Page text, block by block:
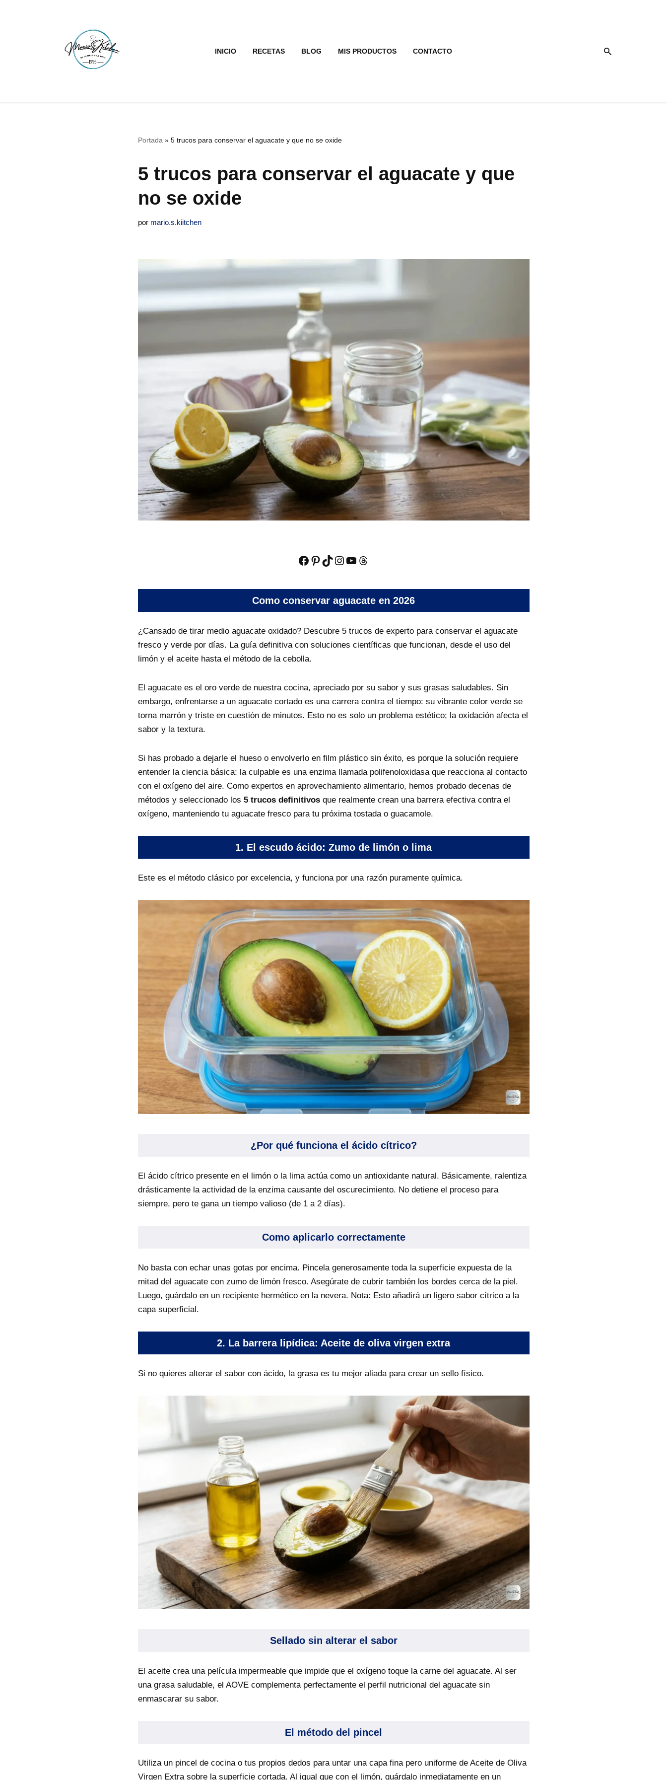
INICIO RECETAS BLOG MIS PRODUCTOS CONTACTO
Portada » 5 trucos para conservar el aguacate y que no se oxide
5 trucos para conservar el aguacate y que
no se oxide
por mario.s.kiitchen
Como conservar aguacate en 2026
¿Cansado de tirar medio aguacate oxidado? Descubre 5 trucos de experto para conservar el aguacate
fresco y verde por días. La guía definitiva con soluciones científicas que funcionan, desde el uso del
limón y el aceite hasta el método de la cebolla.
El aguacate es el oro verde de nuestra cocina, apreciado por su sabor y sus grasas saludables. Sin
embargo, enfrentarse a un aguacate cortado es una carrera contra el tiempo: su vibrante color verde se
torna marrón y triste en cuestión de minutos. Esto no es solo un problema estético; la oxidación afecta el
sabor y la textura.
Si has probado a dejarle el hueso o envolverlo en film plástico sin éxito, es porque la solución requiere
entender la ciencia básica: la culpable es una enzima llamada polifenoloxidasa que reacciona al contacto
con el oxígeno del aire. Como expertos en aprovechamiento alimentario, hemos probado decenas de
métodos y seleccionado los 5 trucos definitivosque realmente crean una barrera efectiva contra el
oxígeno, manteniendo tu aguacate fresco para tu próxima tostada o guacamole.
1. El escudo ácido: Zumo de limón o lima
Este es el método clásico por excelencia, y funciona por una razón puramente química.
¿Por qué funciona el ácido cítrico?
El ácido cítrico presente en el limón o la lima actúa como un antioxidante natural. Básicamente, ralentiza
drásticamente la actividad de la enzima causante del oscurecimiento. No detiene el proceso para
siempre, pero te gana un tiempo valioso (de 1 a 2 días).
Como aplicarlo correctamente
No basta con echar unas gotas por encima. Pincela generosamente toda la superficie expuesta de la
mitad del aguacate con zumo de limón fresco. Asegúrate de cubrir también los bordes cerca de la piel.
Luego, guárdalo en un recipiente hermético en la nevera. Nota: Esto añadirá un ligero sabor cítrico a la
capa superficial.
2. La barrera lipídica: Aceite de oliva virgen extra
Si no quieres alterar el sabor con ácido, la grasa es tu mejor aliada para crear un sello físico.
Sellado sin alterar el sabor
El aceite crea una película impermeable que impide que el oxígeno toque la carne del aguacate. Al ser
una grasa saludable, el AOVE complementa perfectamente el perfil nutricional del aguacate sin
enmascarar su sabor.
El método del pincel
Utiliza un pincel de cocina o tus propios dedos para untar una capa fina pero uniforme de Aceite de Oliva
Virgen Extra sobre la superficie cortada. Al igual que con el limón, guárdalo inmediatamente en un